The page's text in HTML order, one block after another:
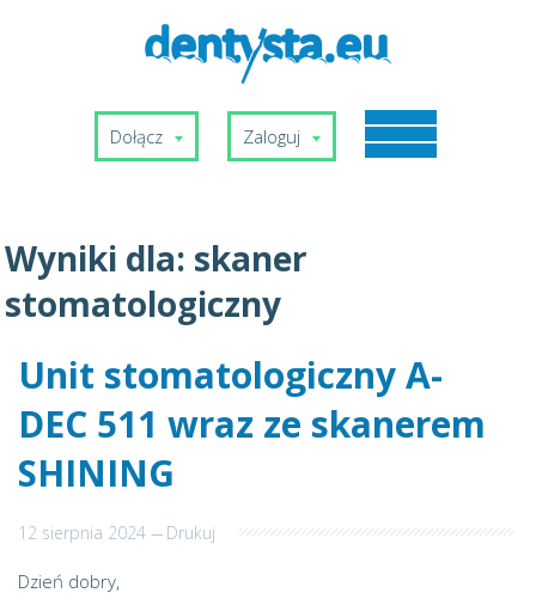
Dołącz Zaloguj
Wyniki dla: skaner
stomatologiczny
Unit stomatologiczny A-
DEC 511 wraz ze skanerem
SHINING
12 sierpnia 2024--- Drukuj
Dzień dobry,